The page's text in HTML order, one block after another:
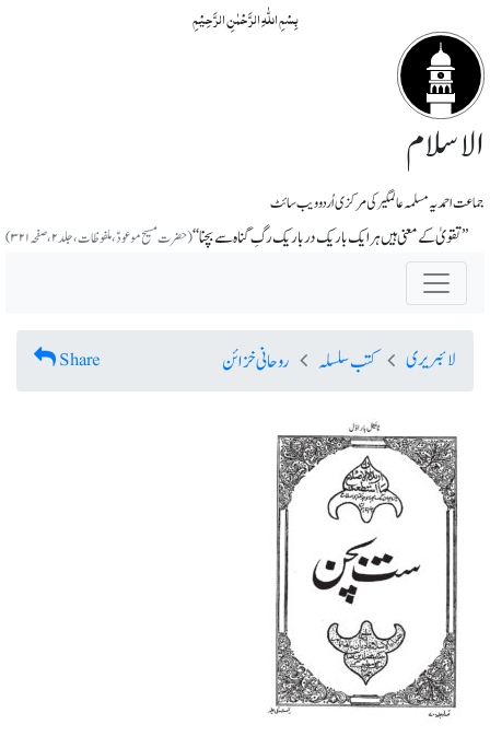
بِسۡمِ اللّٰہِ الرَّحۡمٰنِ الرَّحِیۡمِ
الاسلام
جماعت احمدیہ مسلمہ عالمگیر کی مرکزی اُردو ویب سائٹ
’’تقویٰ کے معنی ہیں ہر ایک باریک در باریک رگِ گناہ سے بچنا‘‘(حضرت مسیح موعودؑ،ملفوظات ، جلد ۲، صفحہ ۳۲۱)
لائبریری کتب سلسلہ روحانی خزائن Share